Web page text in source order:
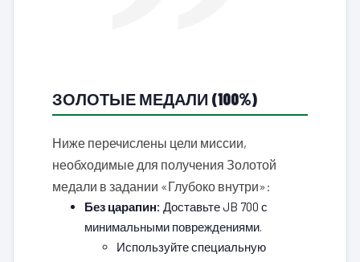
ЗОЛОТЫЕ МЕДАЛИ (100%)
Ниже перечислены цели миссии,
необходимые для получения Золотой
медали в задании «Глубоко внутри»:
Без царапин: Доставьте JB 700 с
минимальными повреждениями.
Используйте специальную